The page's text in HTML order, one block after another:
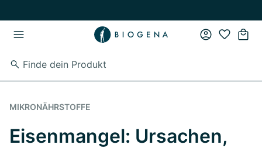
MIKRONÄHRSTOFFE
Eisenmangel: Ursachen,